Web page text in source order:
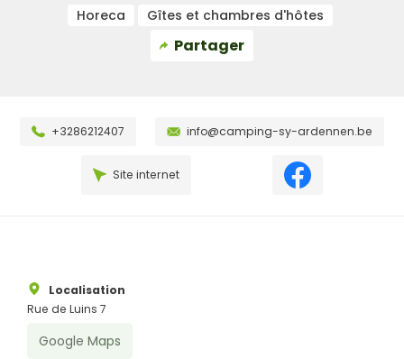
Horeca Gîtes et chambres d'hôtes
Partager
+3286212407 info@camping-sy-ardennen.be
Site internet
Localisation
Rue de Luins 7
Google Maps